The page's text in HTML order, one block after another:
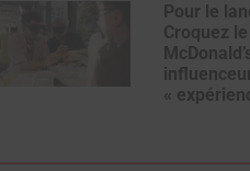
Pour le
Croquez
«